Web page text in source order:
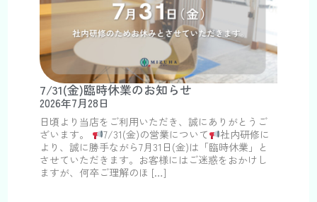
7/31(金)臨時休業のお知らせ
2026年7月28日
日頃より当店をご利用いただき、誠にありがとうご
ざいます。
7/31(金)の営業について
社内研修に
より、誠に勝手ながら7月31日(金)は「臨時休業」と
させていただきます。お客様にはご迷惑をおかけし
ますが、何卒ご理解のほ […]